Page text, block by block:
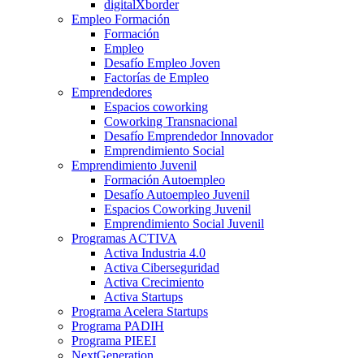
digitalXborder
Empleo Formación
Formación
Empleo
Desafío Empleo Joven
Factorías de Empleo
Emprendedores
Espacios coworking
Coworking Transnacional
Desafío Emprendedor Innovador
Emprendimiento Social
Emprendimiento Juvenil
Formación Autoempleo
Desafío Autoempleo Juvenil
Espacios Coworking Juvenil
Emprendimiento Social Juvenil
Programas ACTIVA
Activa Industria 4.0
Activa Ciberseguridad
Activa Crecimiento
Activa Startups
Programa Acelera Startups
Programa PADIH
Programa PIEEI
NextGeneration